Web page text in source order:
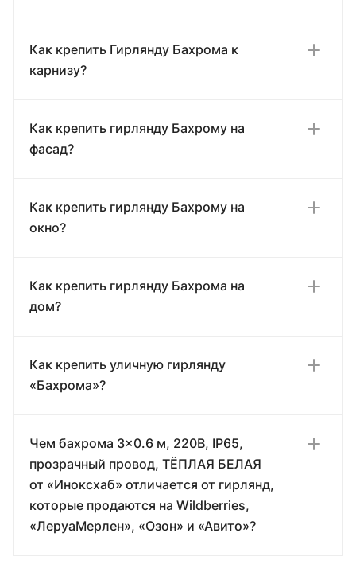
Как крепить Гирлянду Бахрома к
карнизу?
Как крепить гирлянду Бахрому на
фасад?
Как крепить гирлянду Бахрому на
окно?
Как крепить гирлянду Бахрома на
дом?
Как крепить уличную гирлянду
«Бахрома»?
Чем бахрома 3×0.6 м, 220В, IP65,
прозрачный провод, ТЁПЛАЯ БЕЛАЯ
от «Иноксхаб» отличается от гирлянд,
которые продаются на Wildberries,
«ЛеруаМерлен», «Озон» и «Авито»?